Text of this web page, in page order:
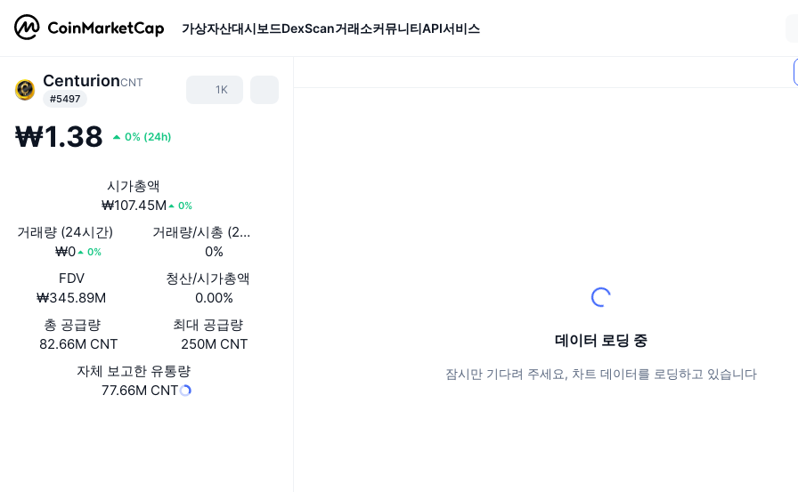
가상자산대시보드DexScan거래소커뮤니티API서비스
CenturionCNT
#5497
1K
₩1.38 0% (24h)
시가총액
₩107.45M
0%
거래량 (24시간)
₩0
0%
거래량/시총 (24시간)
0%
FDV
₩345.89M
청산/시가총액
0.00%
총 공급량
82.66M CNT
최대 공급량
250M CNT
자체 보고한 유통량
77.66M CNT
데이터 로딩 중
잠시만 기다려 주세요, 차트 데이터를 로딩하고 있습니다